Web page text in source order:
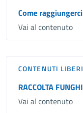
Come raggiungerci
Vai al contenuto
CONTENUTI LIBERI
RACCOLTA FUNGHI
Vai al contenuto